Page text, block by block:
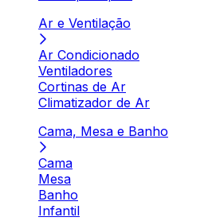
Ar e Ventilação
Ar Condicionado
Ventiladores
Cortinas de Ar
Climatizador de Ar
Cama, Mesa e Banho
Cama
Mesa
Banho
Infantil